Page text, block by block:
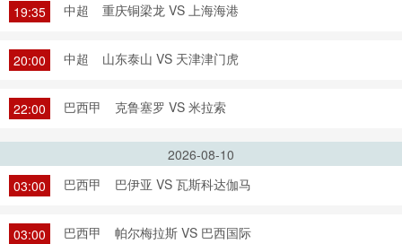
19:35 中超 重庆铜梁龙 VS 上海海港
20:00 中超 山东泰山 VS 天津津门虎
22:00 巴西甲 克鲁塞罗 VS 米拉索
2026-08-10
03:00
巴西甲 巴伊亚 VS 瓦斯科达伽马
03:00 巴西甲 帕尔梅拉斯 VS 巴西国际